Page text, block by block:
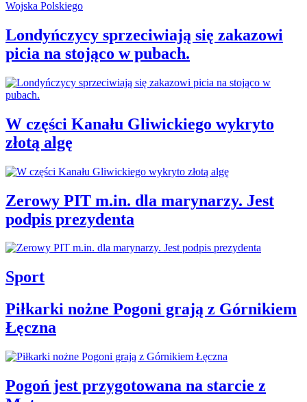
Londyńczycy sprzeciwiają się zakazowi
picia na stojąco w pubach.
W części Kanału Gliwickiego wykryto
złotą algę
Zerowy PIT m.in. dla marynarzy. Jest
podpis prezydenta
Sport
Piłkarki nożne Pogoni grają z Górnikiem
Łęczna
Pogoń jest przygotowana na starcie z